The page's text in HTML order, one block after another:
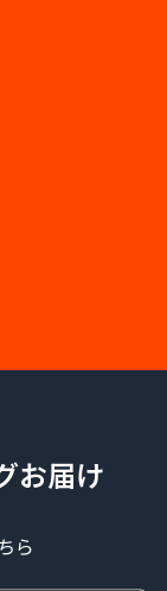
お届け
ら